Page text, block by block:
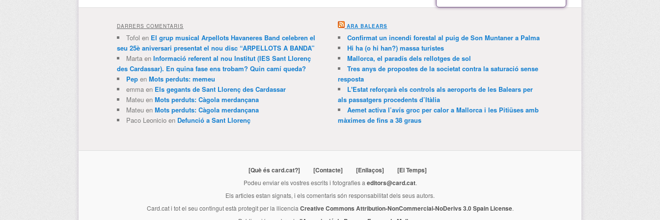
DARRERS COMENTARIS
Tofol en El grup musical Arpellots Havaneres Band celebren el
seu 25è aniversari presentat el nou disc “ARPELLOTS A BANDA”
Martaen Informació referent al nou Institut (IES Sant Llorenç
des Cardassar). En quina fase ens trobam? Quin camí queda?
Pepen Mots perduts: memeu
emmaen Els gegants de Sant Llorenç des Cardassar
Mateuen Mots perduts: Càgola merdançana
Mateuen Mots perduts: Càgola merdançana
Paco Leonicioen Defunció a Sant Llorenç
ARA BALEARS
Confirmat un incendi forestal al puig de Son Muntaner a Palma
Hi ha (o hi han?) massa turistes
Mallorca, el paradís dels rellotges de sol
Tres anys de propostes de la societat contra la saturació sense
resposta
L'Estat reforçarà els controls als aeroports de les Balears per
als passatgers procedents d’Itàlia
Aemet activa l’avís groc per calor a Mallorca i les Pitiüses amb
màximes de fins a 38 graus
[Què és card.cat?] [Contacte] [Enllaços] [El Temps]
Podeu enviar els vostres escrits i fotografies a editors@card.cat.
Els articles estan signats, i els comentaris són responsabilitat dels seus autors.
Card.cati tot el seu contingut està protegit per la llicencia Creative Commons Attribution-NonCommercial-NoDerivs 3.0 Spain License.